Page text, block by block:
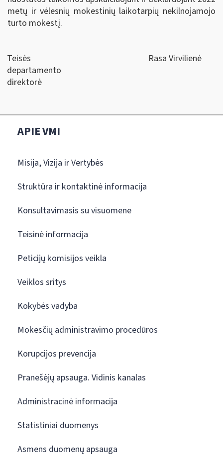
metų ir vėlesnių mokestinių laikotarpių nekilnojamojo
turto mokestį.
Teisės
departamento
direktorė
Rasa Virvilienė
APIE VMI
Misija, Vizija ir Vertybės
Struktūra ir kontaktinė informacija
Konsultavimasis su visuomene
Teisinė informacija
Peticijų komisijos veikla
Veiklos sritys
Kokybės vadyba
Mokesčių administravimo procedūros
Korupcijos prevencija
Pranešėjų apsauga. Vidinis kanalas
Administracinė informacija
Statistiniai duomenys
Asmens duomenų apsauga